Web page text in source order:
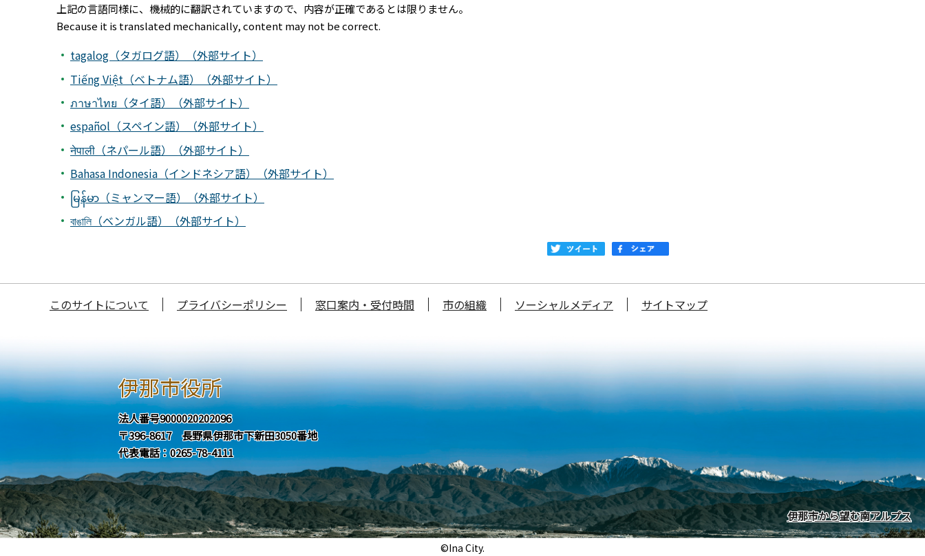
上記の言語同様に、機械的に翻訳されていますので、内容が正確であるとは限りません。
Because it is translated mechanically, content may not be correct.
tagalog（タガログ語）（外部サイト）
Tiếng Việt（ベトナム語）（外部サイト）
ภาษาไทย（タイ語）（外部サイト）
español（スペイン語）（外部サイト）
नेपाली（ネパール語）（外部サイト）
Bahasa Indonesia（インドネシア語）（外部サイト）
မြန်မာ（ミャンマー語）（外部サイト）
বাঙালি（ベンガル語）（外部サイト）
このサイトについて プライバシーポリシー 窓口案内・受付時間 市の組織 ソーシャルメディア サイトマップ
伊那市役所
法人番号9000020202096
〒396-8617 長野県伊那市下新田3050番地
代表電話：0265-78-4111
伊那市から望む南アルプス
©Ina City.